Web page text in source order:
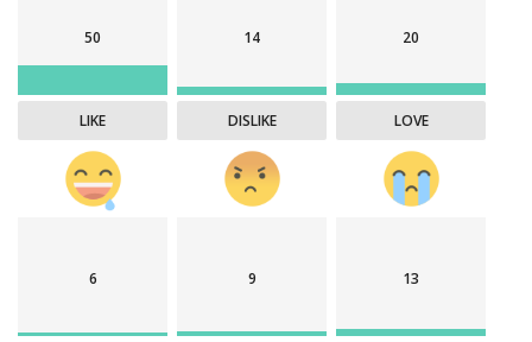
50
LIKE
14
DISLIKE
20
LOVE
6 9 13